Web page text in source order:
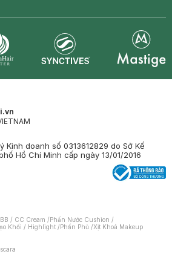
Kinh doanh số 0313612829 do Sở Kế
Hồ Chí Minh cấp ngày 13/01/2016
BB / CC Cream /Phấn Nước Cushion /
Khối / Highlight /Phấn Phủ /Xịt Khoá Makeup